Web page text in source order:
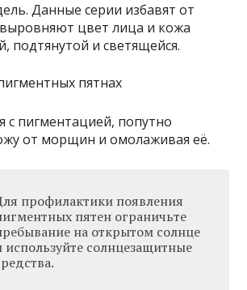
Данные серии избавят от
цвет лица и кожа
подтянутой и светящейся.
с пигментацией, попутно
от морщин и омолаживая её.
профилактики появления
пятен ограничьте
на открытом солнце
используйте солнцезащитные